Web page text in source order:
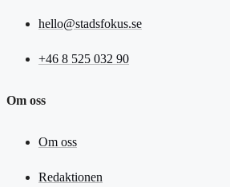
hello@stadsfokus.se
+46 8 525 032 90
Om oss
Om oss
Redaktionen